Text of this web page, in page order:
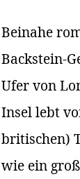
Beinahe
Backstein-
Ufer von
Insel lebt
britischen)
wie ein